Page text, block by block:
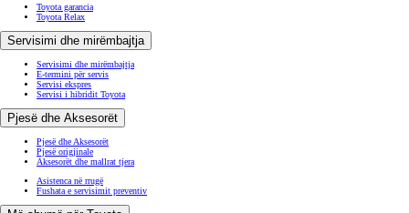
Toyota garancia
Toyota Relax
Servisimi dhe mirëmbajtja
Servisimi dhe mirëmbajtja
E-termini për servis
Servisi ekspres
Servisi i hibridit Toyota
Pjesë dhe Aksesorët
Pjesë dhe Aksesorët
Pjesë origjinale
Aksesorët dhe mallrat tjera
Asistenca në rrugë
Fushata e servisimit preventiv